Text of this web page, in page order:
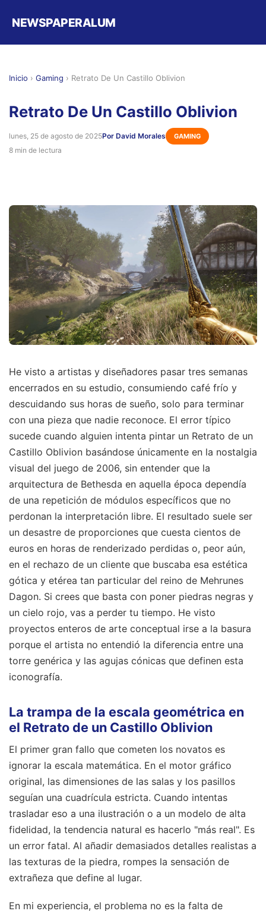
NEWSPAPERALUM
Inicio › Gaming › Retrato De Un Castillo Oblivion
Retrato De Un Castillo Oblivion
lunes, 25 de agosto de 2025Por David Morales GAMING
8 min de lectura
He visto a artistas y diseñadores pasar tres semanas
encerrados en su estudio, consumiendo café frío y
descuidando sus horas de sueño, solo para terminar
con una pieza que nadie reconoce. El error típico
sucede cuando alguien intenta pintar un Retrato de un
Castillo Oblivion basándose únicamente en la nostalgia
visual del juego de 2006, sin entender que la
arquitectura de Bethesda en aquella época dependía
de una repetición de módulos específicos que no
perdonan la interpretación libre. El resultado suele ser
un desastre de proporciones que cuesta cientos de
euros en horas de renderizado perdidas o, peor aún,
en el rechazo de un cliente que buscaba esa estética
gótica y etérea tan particular del reino de Mehrunes
Dagon. Si crees que basta con poner piedras negras y
un cielo rojo, vas a perder tu tiempo. He visto
proyectos enteros de arte conceptual irse a la basura
porque el artista no entendió la diferencia entre una
torre genérica y las agujas cónicas que definen esta
iconografía.
La trampa de la escala geométrica en
el Retrato de un Castillo Oblivion
El primer gran fallo que cometen los novatos es
ignorar la escala matemática. En el motor gráfico
original, las dimensiones de las salas y los pasillos
seguían una cuadrícula estricta. Cuando intentas
trasladar eso a una ilustración o a un modelo de alta
fidelidad, la tendencia natural es hacerlo "más real". Es
un error fatal. Al añadir demasiados detalles realistas a
las texturas de la piedra, rompes la sensación de
extrañeza que define al lugar.
En mi experiencia, el problema no es la falta de